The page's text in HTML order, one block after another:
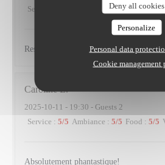
Deny all cookies
Personalize
Personal data
Cookie management
Service
: 5/5 Food: 5/5
Restaurant au service très agréable Les
Caroline L
2025-10-11 - 19:30 - Guests 2
Service : 5/5 Ambiance : 5/5 Food : 5/5
Absolutement phantastique!